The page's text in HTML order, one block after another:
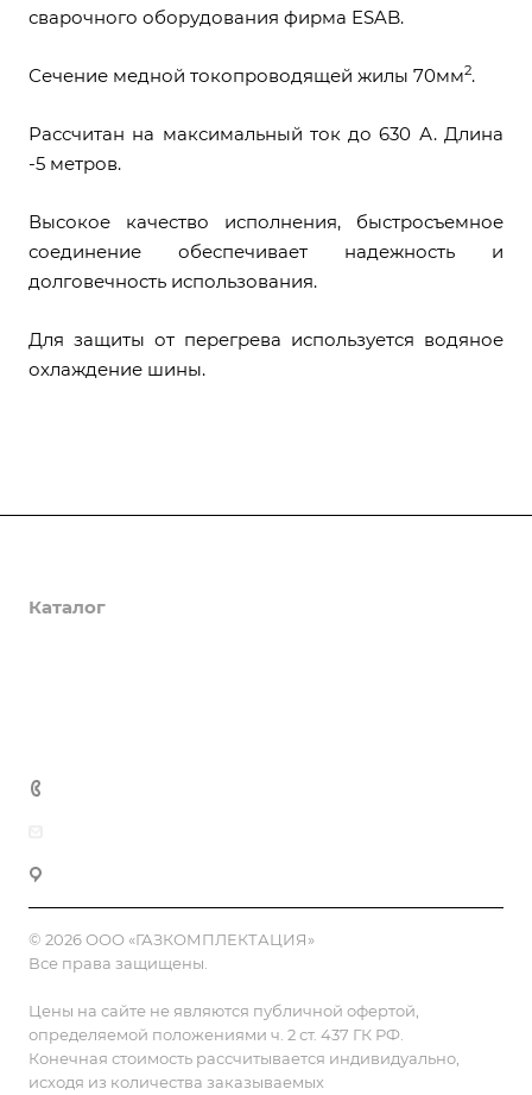
сварочного оборудования фирма ESAB.
Сечение медной токопроводящей жилы 70мм2.
Рассчитан на максимальный ток до 630 А. Длина
-5 метров.
Высокое качество исполнения, быстросъемное
соединение обеспечивает надежность и
долговечность использования.
Для защиты от перегрева используется водяное
охлаждение шины.
Каталог
© 2026 ООО «ГАЗКОМПЛЕКТАЦИЯ»
Все права защищены.
Цены на сайте не являются публичной офертой,
определяемой положениями ч. 2 ст. 437 ГК РФ.
Конечная стоимость рассчитывается индивидуально,
исходя из количества заказываемых